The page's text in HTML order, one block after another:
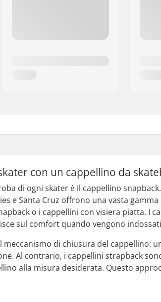
con un cappellino da
di ogni skater è il cappellino
e Santa Cruz offrono una vasta
o i cappellini con visiera piatta. I
sul comfort quando vengono
meccanismo di chiusura del cappellino:
Al contrario, i cappellini strapback
alla misura desiderata. Questo